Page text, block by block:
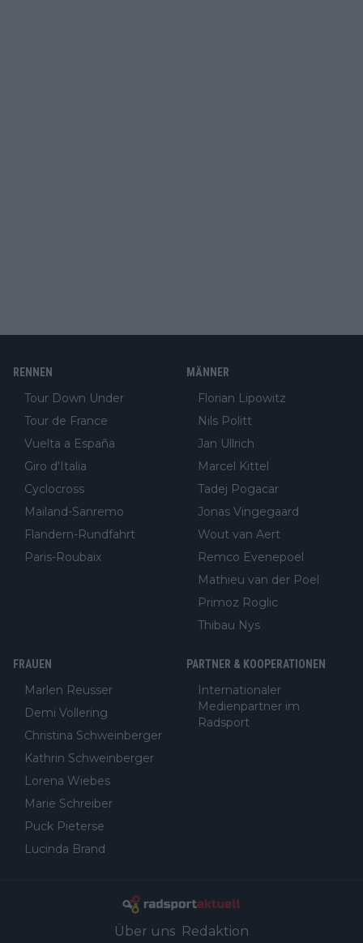
RENNEN
Tour Down Under
Tour de France
Vuelta a España
Giro d'Italia
Cyclocross
Mailand-Sanremo
Flandern-Rundfahrt
Paris-Roubaix
MÄNNER
Florian Lipowitz
Nils Politt
Jan Ullrich
Marcel Kittel
Tadej Pogacar
Jonas Vingegaard
Wout van Aert
Remco Evenepoel
Mathieu van der Poel
Primoz Roglic
Thibau Nys
FRAUEN
Marlen Reusser
Demi Vollering
Christina Schweinberger
Kathrin Schweinberger
Lorena Wiebes
Marie Schreiber
Puck Pieterse
Lucinda Brand
PARTNER & KOOPERATIONEN
Internationaler
Medienpartner im
Radsport
Über uns Redaktion